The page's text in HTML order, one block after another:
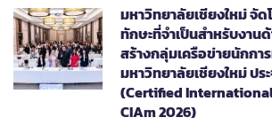
มหาวิทยาลัยเชียงใหม่ จั
ทักษะที่จำเป็นสำหรับงาน
สร้างกลุ่มเครือข่ายนักกา
มหาวิทยาลัยเชียงใหม่ ปร
(Certified
CIAm 2026)